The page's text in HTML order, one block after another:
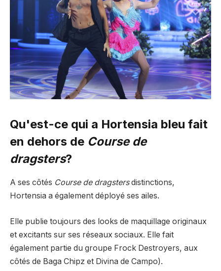
Qu'est-ce qui a Hortensia bleu fait
en dehors de Course de
dragsters?
A ses côtés Course de dragstersdistinctions,
Hortensia a également déployé ses ailes.
Elle publie toujours des looks de maquillage originaux
et excitants sur ses réseaux sociaux. Elle fait
également partie du groupe Frock Destroyers, aux
côtés de Baga Chipz et Divina de Campo).